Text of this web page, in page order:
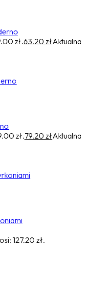
zł.63.20 złAktualna
zł.79.20 złAktualna
127.20 zł.